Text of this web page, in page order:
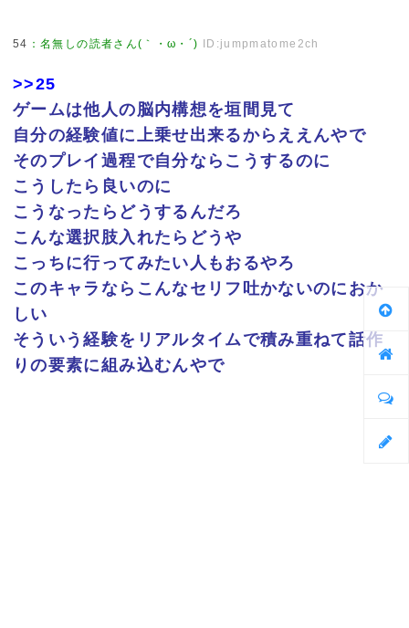
54 ：名無しの読者さん(｀・ω・´) ID:jumpmatome2ch
>>25
ゲームは他人の脳内構想を垣間見て
自分の経験値に上乗せ出来るからええんやで
そのプレイ過程で自分ならこうするのに
こうしたら良いのに
こうなったらどうするんだろ
こんな選択肢入れたらどうや
こっちに行ってみたい人もおるやろ
このキャラならこんなセリフ吐かないのにおか
しい
そういう経験をリアルタイムで積み重ねて話作
りの要素に組み込むんやで